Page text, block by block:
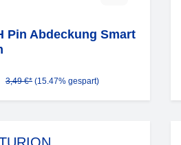
Pin Abdeckung Smart
3,49 €* (15.47% gespart)